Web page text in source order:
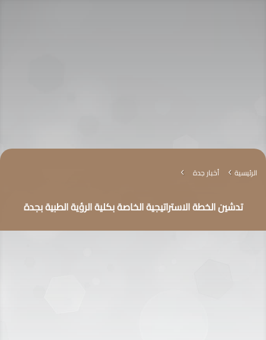
الرئيسية 4 أخبار جدة 4
تدشين الخطة الاستراتيجية الخاصة بكلية الرؤية الطبية بجدة